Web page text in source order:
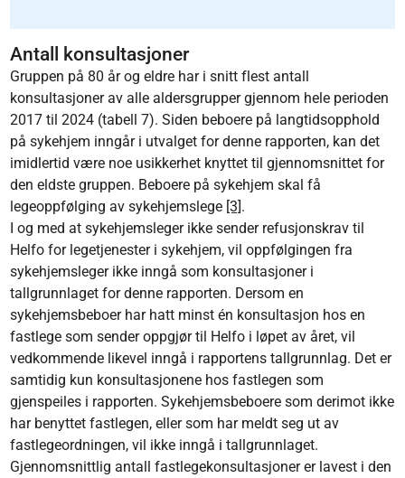
Antall konsultasjoner
Gruppen på 80 år og eldre har i snitt flest antall
konsultasjoner av alle aldersgrupper gjennom hele perioden
2017 til 2024 (tabell 7). Siden beboere på langtidsopphold
på sykehjem inngår i utvalget for denne rapporten, kan det
imidlertid være noe usikkerhet knyttet til gjennomsnittet for
den eldste gruppen. Beboere på sykehjem skal få
legeoppfølging av sykehjemslege [3].
I og med at sykehjemsleger ikke sender refusjonskrav til
Helfo for legetjenester i sykehjem, vil oppfølgingen fra
sykehjemsleger ikke inngå som konsultasjoner i
tallgrunnlaget for denne rapporten. Dersom en
sykehjemsbeboer har hatt minst én konsultasjon hos en
fastlege som sender oppgjør til Helfo i løpet av året, vil
vedkommende likevel inngå i rapportens tallgrunnlag. Det er
samtidig kun konsultasjonene hos fastlegen som
gjenspeiles i rapporten. Sykehjemsbeboere som derimot ikke
har benyttet fastlegen, eller som har meldt seg ut av
fastlegeordningen, vil ikke inngå i tallgrunnlaget.
Gjennomsnittlig antall fastlegekonsultasjoner er lavest i den